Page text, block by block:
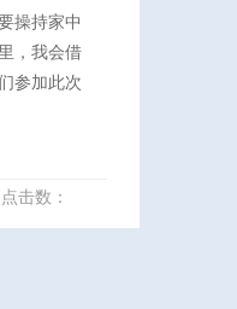
操持家中
，我会借
参加此次
点击数：